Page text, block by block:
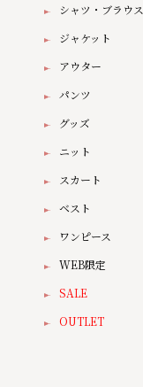
シャツ・ブラウス
ジャケット
アウター
パンツ
グッズ
ニット
スカート
ベスト
ワンピース
WEB限定
SALE
OUTLET